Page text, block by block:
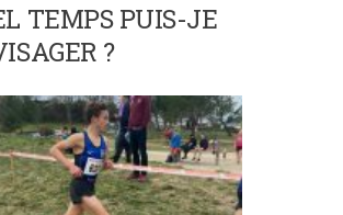
TEMPS PUIS-JE
?